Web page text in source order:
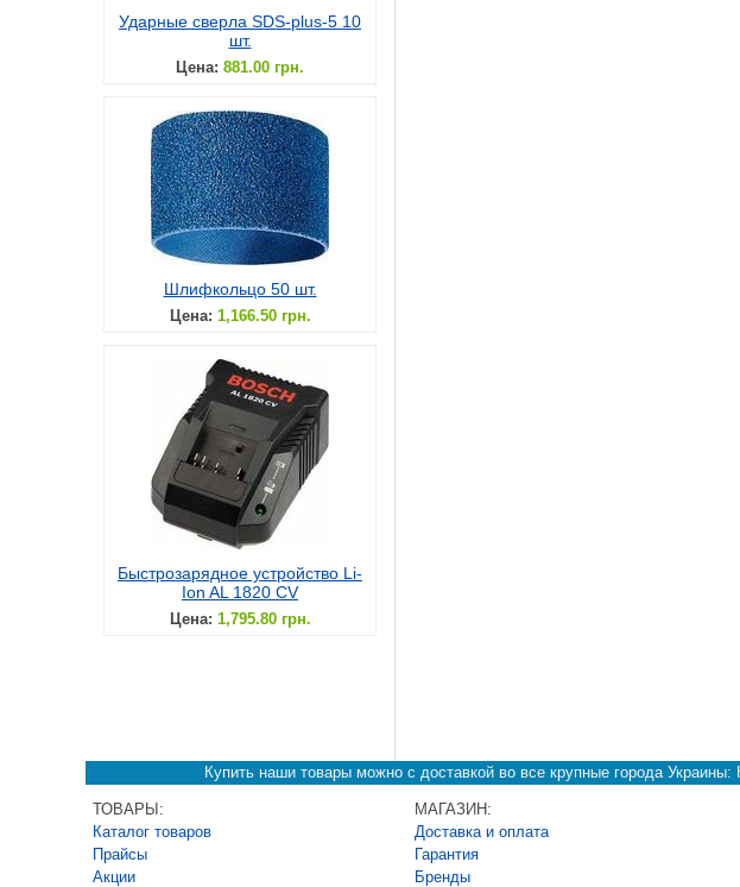
Ударные сверла SDS-plus-5 10
шт.
Цена: 881.00 грн.
Шлифкольцо 50 шт.
Цена: 1,166.50 грн.
Быстрозарядное устройство Li-
Ion AL 1820 CV
Цена: 1,795.80 грн.
Купить наши товары можно с доставкой во все крупные города
ТОВАРЫ:
Каталог товаров
Прайсы
Акции
МАГАЗИН:
Доставка и оплата
Гарантия
Бренды